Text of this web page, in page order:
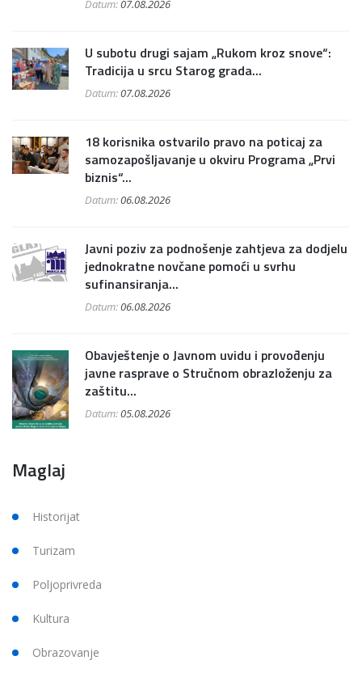
Datum:07.08.2026
U subotu drugi sajam „Rukom kroz snove“:
Tradicija u srcu Starog grada...
Datum:07.08.2026
18 korisnika ostvarilo pravo na poticaj za
samozapošljavanje u okviru Programa „Prvi
biznis“...
Datum:06.08.2026
Javni poziv za podnošenje zahtjeva za dodjelu
jednokratne novčane pomoći u svrhu
sufinansiranja...
Datum:06.08.2026
Obavještenje o Javnom uvidu i provođenju
javne rasprave o Stručnom obrazloženju za
zaštitu...
Datum:05.08.2026
Maglaj
Historijat
Turizam
Poljoprivreda
Kultura
Obrazovanje